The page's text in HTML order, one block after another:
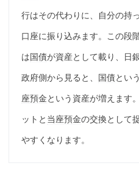
行はその代わりに、自分の持
口座に振り込みます。この段
は国債が資産として載り、日
政府側から見ると、 国債とい
座預金という資産が増えます
ットと 当座預金の交換として
やすくなります。